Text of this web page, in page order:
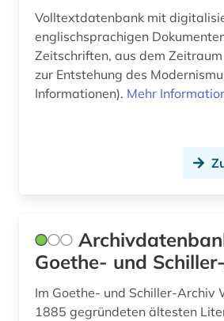
inkunabel (2)
interdisziplinäre forschung (1)
irland (5)
islam (1)
islamische staaten (1)
Volltextdatenbank mit
englischsprachigen
Zeitschriften, aus dem
zur Entstehung des
Informationen). Mehr
Goethe- und
Im Goethe- und Schiller-Archiv
1885 gegründeten ältesten